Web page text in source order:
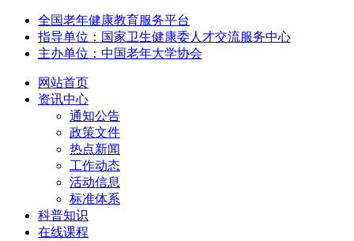
全国老年健康教育服务平台
指导单位：国家卫生健康委人才交流服务中心
主办单位：中国老年大学协会
网站首页
资讯中心
通知公告
政策文件
热点新闻
工作动态
活动信息
标准体系
科普知识
在线课程